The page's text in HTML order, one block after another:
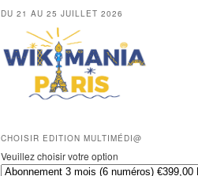
DU 21 AU 25 JUILLET 2026
CHOISIR EDITION MULTIMÉDI@
Veuillez choisir votre option